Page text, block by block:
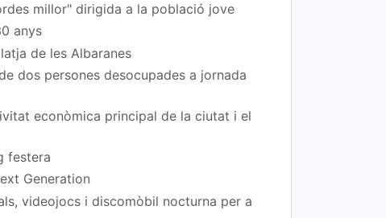
millor" dirigida a la població jove
anys
de les Albaranes
dos persones desocupades a jornada
econòmica principal de la ciutat i el
festera
Generation
videojocs i discomòbil nocturna per a